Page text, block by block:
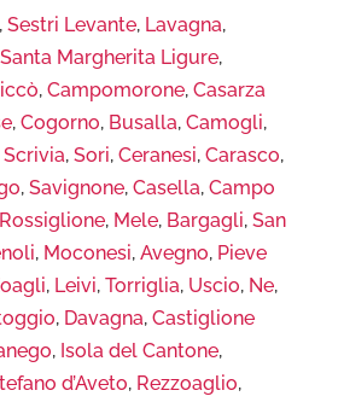
, Sestri Levante, Lavagna,
Santa Margherita Ligure,
, Campomorone, Casarza
, Cogorno, Busalla, Camogli,
, Sori, Ceranesi, Carasco,
, Savignone, Casella, Campo
Rossiglione, Mele, Bargagli, San
, Moconesi, Avegno, Pieve
, Leivi, Torriglia, Uscio, Ne,
, Davagna, Castiglione
, Isola del Cantone,
d’Aveto, Rezzoaglio,